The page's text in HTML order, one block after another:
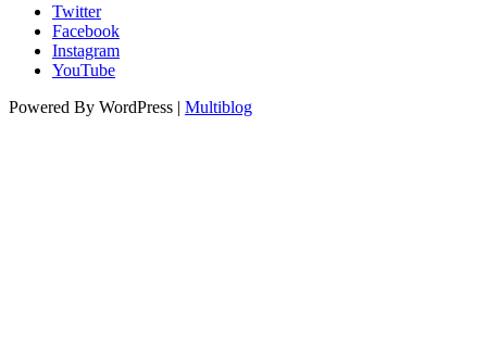
Twitter
Facebook
Instagram
YouTube
Powered By WordPress | Multiblog